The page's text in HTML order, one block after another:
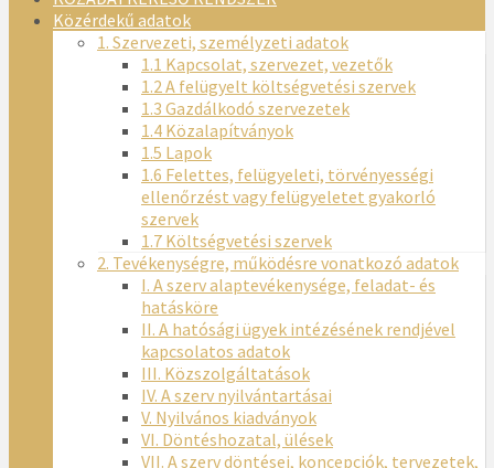
Közérdekű adatok
1. Szervezeti, személyzeti adatok
1.1 Kapcsolat, szervezet, vezetők
1.2 A felügyelt költségvetési szervek
1.3 Gazdálkodó szervezetek
1.4 Közalapítványok
1.5 Lapok
1.6 Felettes, felügyeleti, törvényességi
ellenőrzést vagy felügyeletet gyakorló
szervek
1.7 Költségvetési szervek
2. Tevékenységre, működésre vonatkozó adatok
I. A szerv alaptevékenysége, feladat- és
hatásköre
II. A hatósági ügyek intézésének rendjével
kapcsolatos adatok
III. Közszolgáltatások
IV. A szerv nyilvántartásai
V. Nyilvános kiadványok
VI. Döntéshozatal, ülések
VII. A szerv döntései, koncepciók, tervezetek,